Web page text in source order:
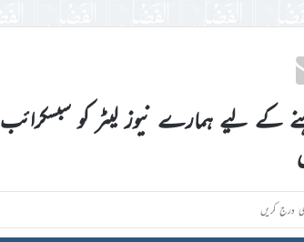
کے لیے ہمارے نیوز لیٹر کو سبسکرائب